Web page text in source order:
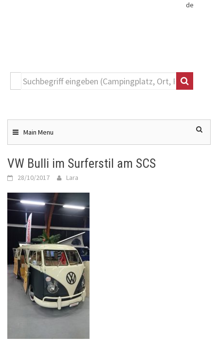
de
content Main Menu
VW Bulli im Surferstil am SCS
28/10/2017 Lara